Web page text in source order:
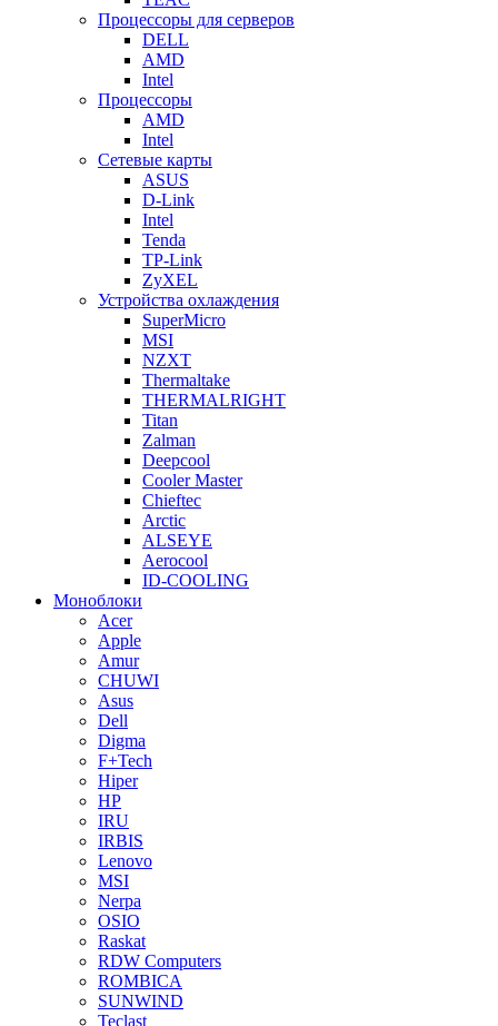
Процессоры для серверов
DELL
AMD
Intel
Процессоры
AMD
Intel
Сетевые карты
ASUS
D-Link
Intel
Tenda
TP-Link
ZyXEL
Устройства охлаждения
SuperMicro
MSI
NZXT
Thermaltake
THERMALRIGHT
Titan
Zalman
Deepcool
Cooler Master
Chieftec
Arctic
ALSEYE
Aerocool
ID-COOLING
Моноблоки
Acer
Apple
Amur
CHUWI
Asus
Dell
Digma
F+Tech
Hiper
HP
IRU
IRBIS
Lenovo
MSI
Nerpa
OSIO
Raskat
RDW Computers
ROMBICA
SUNWIND
Teclast